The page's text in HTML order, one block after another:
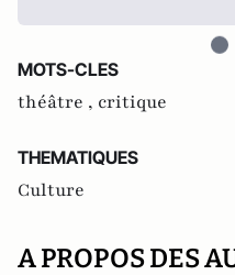
MOTS-CLES
théâtre , critique
THEMATIQUES
Culture
A PROPOS DES